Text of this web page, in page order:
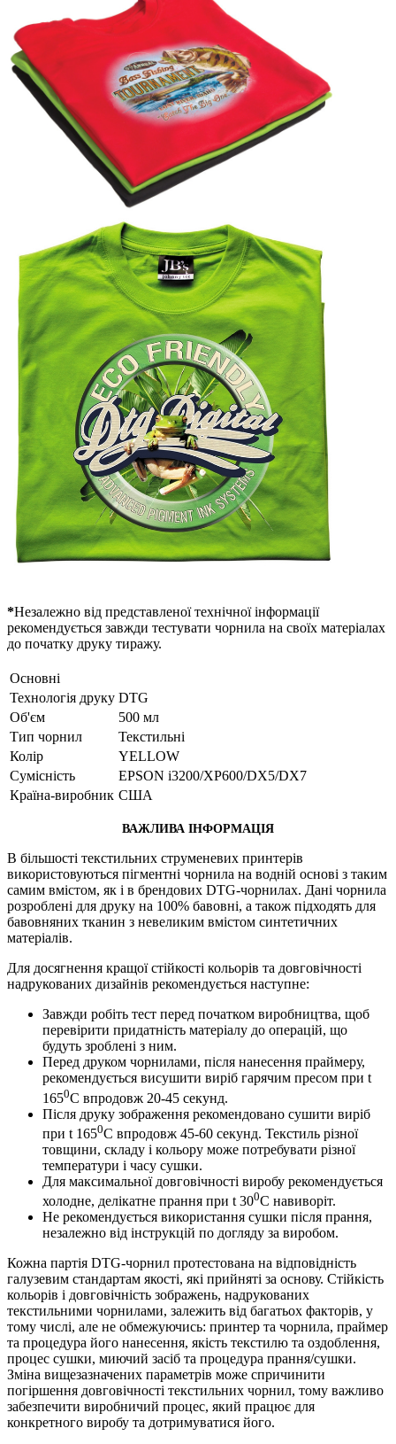
*Незалежно від представленої технічної інформації
рекомендується завжди тестувати чорнила на своїх матеріалах
до початку друку тиражу.
Основні
Технологія друку DTG
Об'єм
500 мл
Тип чорнил
Текстильні
Колір
YELLOW
Сумісність
EPSON i3200/XP600/DX5/DX7
Країна-виробник США
ВАЖЛИВА ІНФОРМАЦІЯ
В більшості текстильних струменевих принтерів
використовуються пігментні чорнила на водній основі з таким
самим вмістом, як і в брендових DTG-чорнилах. Дані чорнила
розроблені для друку на 100% бавовні, а також підходять для
бавовняних тканин з невеликим вмістом синтетичних
матеріалів.
Для досягнення кращої стійкості кольорів та довговічності
надрукованих дизайнів рекомендується наступне:
Завжди робіть тест перед початком виробництва, щоб
перевірити придатність матеріалу до операцій, що
будуть зроблені з ним.
Перед друком чорнилами, після нанесення праймеру,
рекомендується висушити виріб гарячим пресом при t
1650С впродовж 20-45 секунд.
Після друку зображення рекомендовано сушити виріб
при t 1650С впродовж 45-60 секунд. Текстиль різної
товщини, складу і кольору може потребувати різної
температури і часу сушки.
Для максимальної довговічності виробу рекомендується
холодне, делікатне прання при t 300C навиворіт.
Не рекомендується використання сушки після прання,
незалежно від інструкцій по догляду за виробом.
Кожна партія DTG-чорнил протестована на відповідність
галузевим стандартам якості, які прийняті за основу. Стійкість
кольорів і довговічність зображень, надрукованих
текстильними чорнилами, залежить від багатьох факторів, у
тому числі, але не обмежуючись: принтер та чорнила, праймер
та процедура його нанесення, якість текстилю та оздоблення,
процес сушки, миючий засіб та процедура прання/сушки.
Зміна вищезазначених параметрів може спричинити
погіршення довговічності текстильних чорнил, тому важливо
забезпечити виробничий процес, який працює для
конкретного виробу та дотримуватися його.